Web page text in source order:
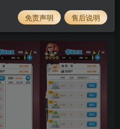
藏，请付费后查看
免责声明 售后说明